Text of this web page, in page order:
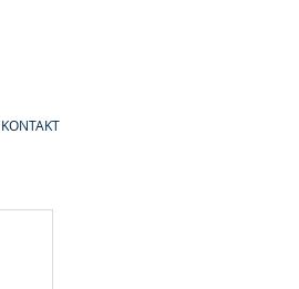
KONTAKT